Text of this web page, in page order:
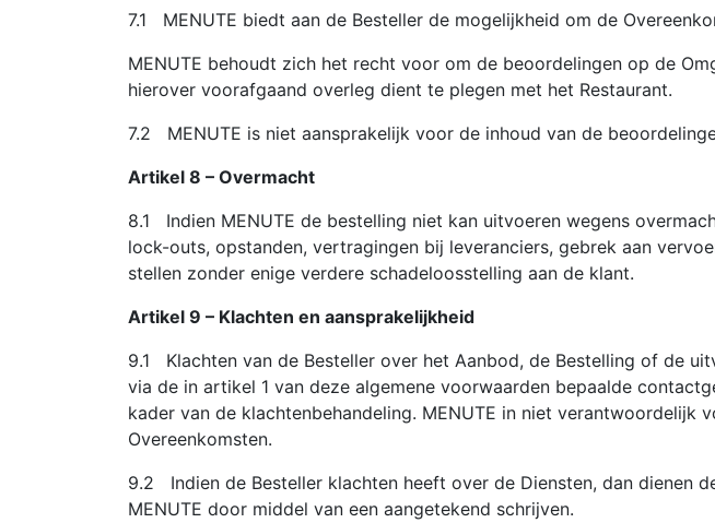
7.1 MENUTE biedt aan de Besteller de mogelijkheid om de
MENUTE behoudt zich het recht voor om de beoordelingen op de
hierover voorafgaand overleg dient te plegen met het Restaurant.
7.2 MENUTE is niet aansprakelijk voor de inhoud van de
Artikel 8 – Overmacht
8.1 Indien MENUTE de bestelling niet kan uitvoeren wegens
lock-outs, opstanden, vertragingen bij leveranciers, gebrek aan
stellen zonder enige verdere schadeloosstelling aan de klant.
Artikel 9 – Klachten en aansprakelijkheid
9.1 Klachten van de Besteller over het Aanbod, de Bestelling of de
via de in artikel 1 van deze algemene voorwaarden bepaalde
kader van de klachtenbehandeling. MENUTE in niet
Overeenkomsten.
9.2 Indien de Besteller klachten heeft over de Diensten, dan dienen
MENUTE door middel van een aangetekend schrijven.